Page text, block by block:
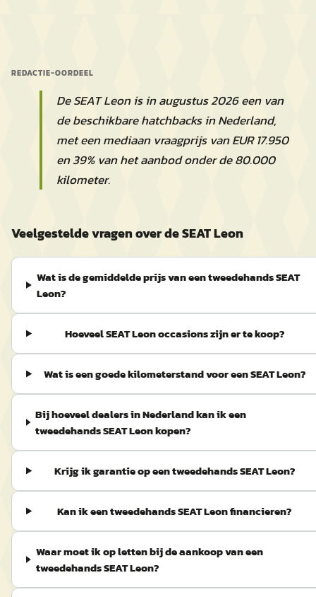
REDACTIE-OORDEEL
De SEAT Leon is in augustus 2026 een van
de beschikbare hatchbacks in Nederland,
met een mediaan vraagprijs van EUR 17.950
en 39% van het aanbod onder de 80.000
kilometer.
Veelgestelde vragen over de SEAT Leon
Wat is de gemiddelde prijs van een tweedehands SEAT
Leon?
Hoeveel SEAT Leon occasions zijn er te koop?
Wat is een goede kilometerstand voor een SEAT Leon?
Bij hoeveel dealers in Nederland kan ik een
tweedehands SEAT Leon kopen?
Krijg ik garantie op een tweedehands SEAT Leon?
Kan ik een tweedehands SEAT Leon financieren?
Waar moet ik op letten bij de aankoop van een
tweedehands SEAT Leon?